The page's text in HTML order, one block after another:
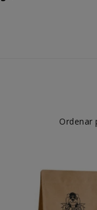
Ordenar